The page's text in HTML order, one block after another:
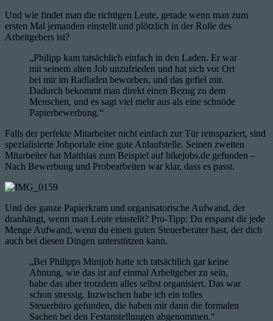
Und wie findet man die richtigen Leute, gerade wenn man zum
ersten Mal jemanden einstellt und plötzlich in der Rolle des
Arbeitgebers ist?
„Philipp kam tatsächlich einfach in den Laden. Er war
mit seinem alten Job unzufrieden und hat sich vor Ort
bei mir im Radladen beworben, und das gefiel mir.
Dadurch bekommt man direkt einen Bezug zu dem
Menschen, und es sagt viel mehr aus als eine schnöde
Papierbewerbung.“
Falls der perfekte Mitarbeiter nicht einfach zur Tür reinspaziert, sind
spezialisierte Jobportale eine gute Anlaufstelle. Seinen zweiten
Mitarbeiter hat Matthias zum Beispiel auf bikejobs.de gefunden –
Nach Bewerbung und Probearbeiten war klar, dass es passt.
Und der ganze Papierkram und organisatorische Aufwand, der
dranhängt, wenn man Leute einstellt? Pro-Tipp: Du ersparst dir jede
Menge Aufwand, wenn du einen guten Steuerberater hast, der dich
auch bei diesen Dingen unterstützen kann.
„Bei Philipps Minijob hatte ich tatsächlich gar keine
Ahnung, wie das ist auf einmal Arbeitgeber zu sein,
habe das aber trotzdem alles selbst organisiert. Das war
schon stressig. Inzwischen habe ich ein tolles
Steuerbüro gefunden, die haben mir dann die formalen
Sachen bei den Festanstellungen abgenommen.“